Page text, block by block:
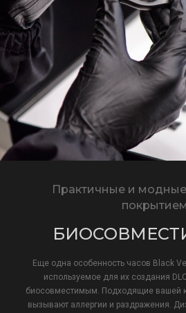
Практичные и модные
покрытием
Еще одна особенность часов Black
используемое для их создания
биосовместимым. Подходящие вашей
вызывают аллергии и раздражения.